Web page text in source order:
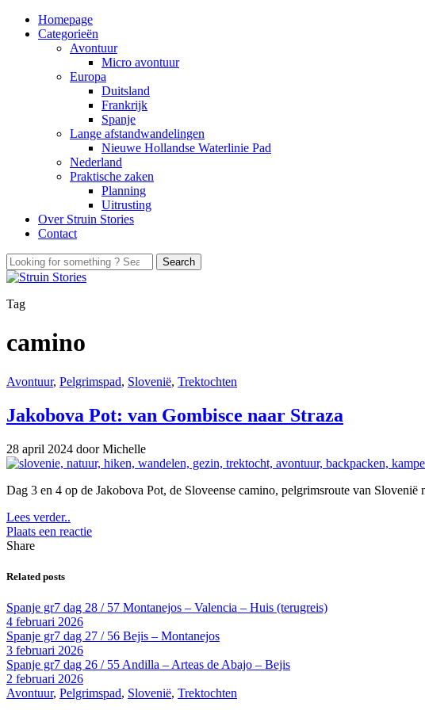
Homepage
Categorieën
Avontuur
Micro avontuur
Europa
Duitsland
Frankrijk
Spanje
Lange afstandwandelingen
Nieuwe Hollandse Waterlinie Pad
Nederland
Praktische zaken
Planning
Uitrusting
Over Struin Stories
Contact
Tag
camino
Avontuur, Pelgrimspad, Slovenië, Trektochten
Jakobova Pot: van Gombisce naar Straza
28 april 2024 door Michelle
Dag 3 en 4 op de Jakobova Pot, de Sloveense camino, pelgrimsroute van
Lees verder..
Plaats een reactie
Share
Related posts
Spanje gr7 dag 28 / 57 Montanejos – Valencia – Huis (terugreis)
4 februari 2026
Spanje gr7 dag 27 / 56 Bejis – Montanejos
3 februari 2026
Spanje gr7 dag 26 / 55 Andilla – Arteas de Abajo – Bejis
2 februari 2026
Avontuur, Pelgrimspad, Slovenië, Trektochten